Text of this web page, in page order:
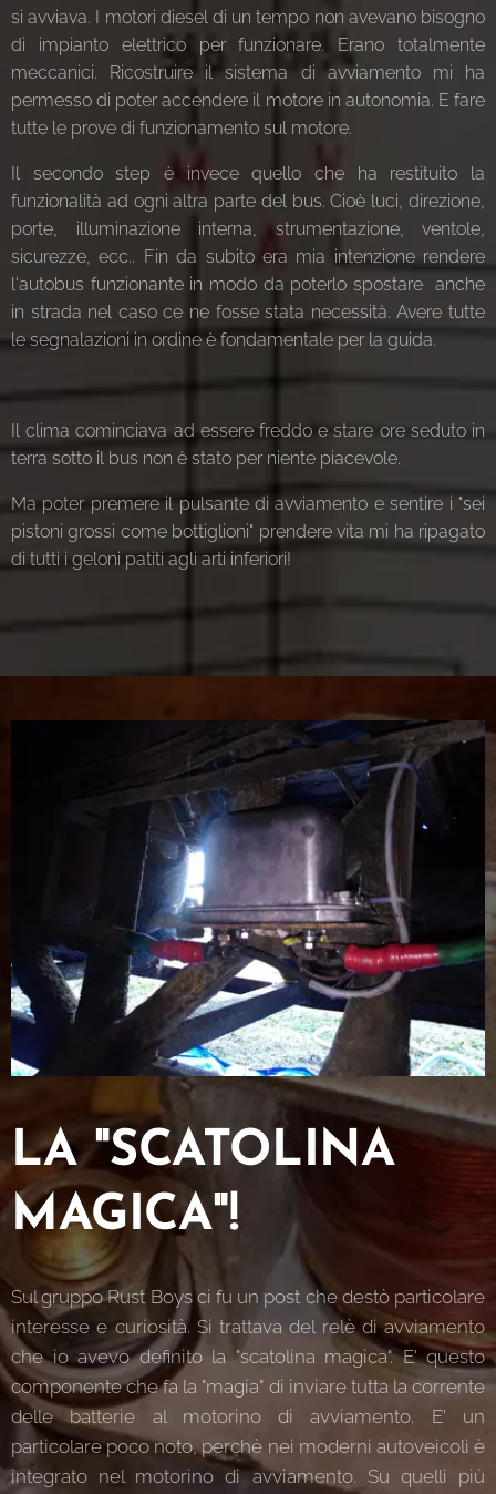
si avviava. I motori diesel di un tempo non avevano bisogno
di impianto elettrico per funzionare. Erano totalmente
meccanici. Ricostruire il sistema di avviamento mi ha
permesso di poter accendere il motore in autonomia. E fare
tutte le prove di funzionamento sul motore.
Il secondo step è invece quello che ha restituito la
funzionalità ad ogni altra parte del bus. Cioè luci, direzione,
porte, illuminazione interna, strumentazione, ventole,
sicurezze, ecc.. Fin da subito era mia intenzione rendere
l'autobus funzionante in modo da poterlo spostare anche
in strada nel caso ce ne fosse stata necessità. Avere tutte
le segnalazioni in ordine è fondamentale per la guida.
Il clima cominciava ad essere freddo e stare ore seduto in
terra sotto il bus non è stato per niente piacevole.
Ma poter premere il pulsante di avviamento e sentire i "sei
pistoni grossi come bottiglioni" prendere vita mi ha ripagato
di tutti i geloni patiti agli arti inferiori!
LA "SCATOLINA
MAGICA"!
Sul gruppo Rust Boys ci fu un post che destò particolare
interesse e curiosità. Si trattava del relè di avviamento
che io avevo definito la "scatolina magica". E' questo
componente che fa la "magia" di inviare tutta la corrente
delle batterie al motorino di avviamento. E' un
particolare poco noto, perchè nei moderni autoveicoli è
integrato nel motorino di avviamento. Su quelli più